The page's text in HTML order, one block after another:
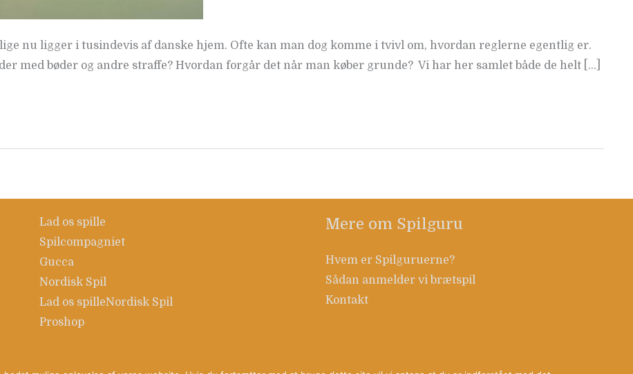
nu ligger i tusindevis af danske hjem. Ofte kan man dog komme i tvivl om, hvordan reglerne egentlig er.
med bøder og andre straffe? Hvordan forgår det når man køber grunde? Vi har her samlet både de helt […]
Lad os spille
Spilcompagniet
Gucca
Nordisk Spil
Lad os spilleNordisk Spil
Proshop
Mere om Spilguru
Hvem er Spilguruerne?
Sådan anmelder vi brætspil
Kontakt